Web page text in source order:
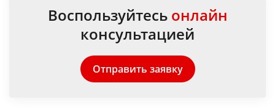
Воспользуйтесь онлайн
консультацией
Отправить заявку